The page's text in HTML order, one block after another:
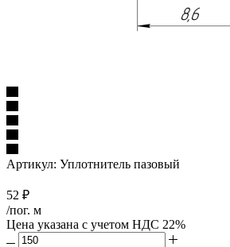
Артикул: Уплотнитель пазовый
52 ₽
/пог. м
Цена указана с учетом НДС 22%